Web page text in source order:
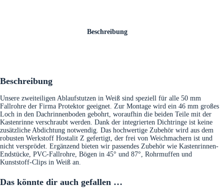
Beschreibung
Beschreibung
Unsere zweiteiligen Ablaufstutzen in Weiß sind speziell für alle 50 mm
Fallrohre der Firma Protektor geeignet. Zur Montage wird ein 46 mm großes
Loch in den Dachrinnenboden gebohrt, woraufhin die beiden Teile mit der
Kastenrinne verschraubt werden. Dank der integrierten Dichtringe ist keine
zusätzliche Abdichtung notwendig. Das hochwertige Zubehör wird aus dem
robusten Werkstoff Hostalit Z gefertigt, der frei von Weichmachern ist und
nicht versprödet. Ergänzend bieten wir passendes Zubehör wie Kastenrinnen-
Endstücke, PVC-Fallrohre, Bögen in 45° und 87°, Rohrmuffen und
Kunststoff-Clips in Weiß an.
Das könnte dir auch gefallen …